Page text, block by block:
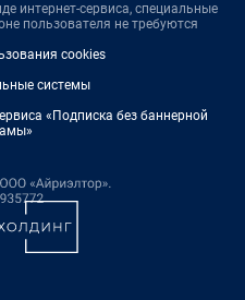
интернет-сервиса, специальные
пользователя не требуются
cookies
системы
«Подписка без баннерной